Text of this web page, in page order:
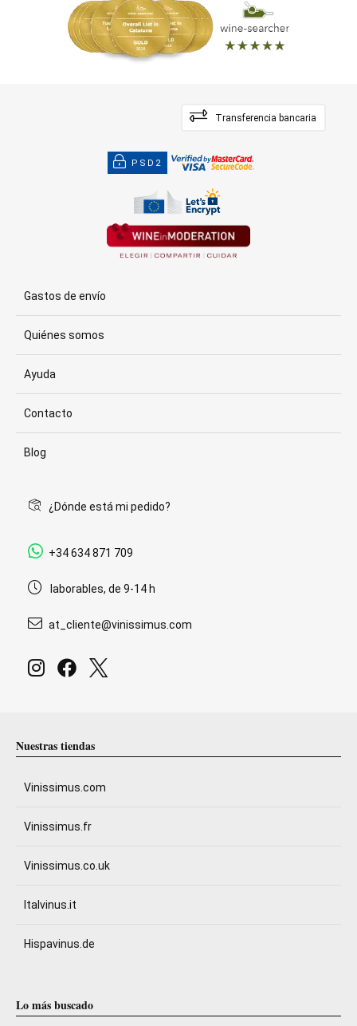
Transferencia bancaria
PSD2
Gastos de envío
Quiénes somos
Ayuda
Contacto
Blog
¿Dónde está mi pedido?
+34 634 871 709
laborables, de 9-14 h
at_cliente@vinissimus.com
Nuestras tiendas
Vinissimus.com
Vinissimus.fr
Vinissimus.co.uk
Italvinus.it
Hispavinus.de
Lo más buscado